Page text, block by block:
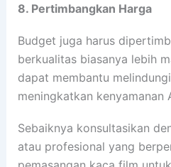
8. Pertimbangkan Harga
Budget juga harus
berkualitas biasanya lebih
dapat membantu
meningkatkan kenyamanan
Sebaiknya konsultasikan
atau profesional yang